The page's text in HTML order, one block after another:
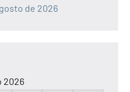
de 2026
2026